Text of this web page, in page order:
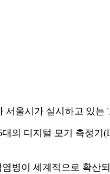
울시가 실시하고 있는
의 디지털 모기 측정
병이 세계적으로 확산